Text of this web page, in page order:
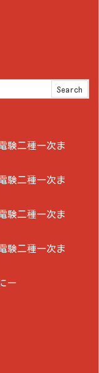
験二種一次ま
験二種一次ま
験二種一次ま
験二種一次ま
ー